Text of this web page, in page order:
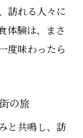
訪れる人々に
体験は、まさ
度味わったら
の旅
と共鳴し、訪